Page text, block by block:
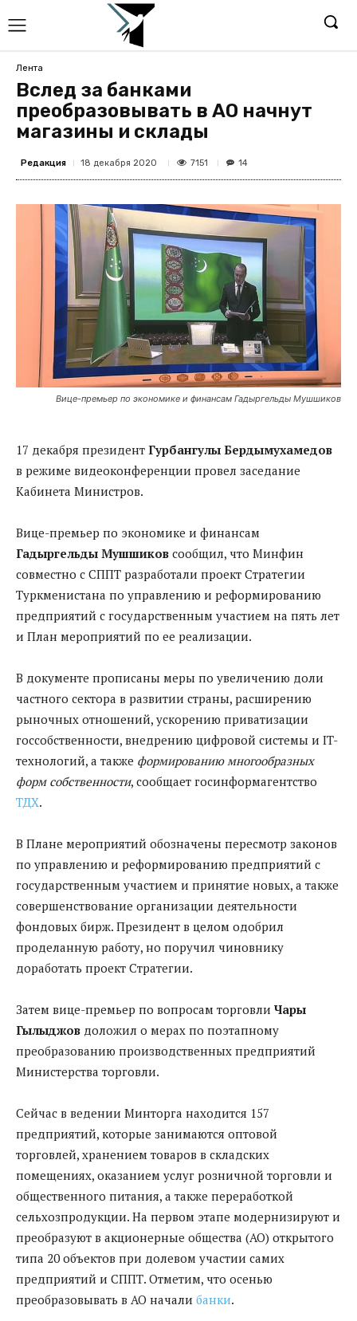
Лента
Вслед за банками
преобразовывать в АО начнут
магазины и склады
Редакция 18 декабря 2020 7151 14
Вице-премьер по экономике и финансам Гадыргельды Мушшиков
17 декабря президент Гурбангулы Бердымухамедов
в режиме видеоконференции провел заседание
Кабинета Министров.
Вице-премьер по экономике и финансам
Гадыргельды Мушшиков сообщил, что Минфин
совместно с СППТ разработали проект Стратегии
Туркменистана по управлению и реформированию
предприятий с государственным участием на пять лет
и План мероприятий по ее реализации.
В документе прописаны меры по увеличению доли
частного сектора в развитии страны, расширению
рыночных отношений, ускорению приватизации
госсобственности, внедрению цифровой системы и IT-
технологий, а также формированию многообразных
форм собственности, сообщает госинформагентство
ТДХ.
В Плане мероприятий обозначены пересмотр законов
по управлению и реформированию предприятий с
государственным участием и принятие новых, а также
совершенствование организации деятельности
фондовых бирж. Президент в целом одобрил
проделанную работу, но поручил чиновнику
доработать проект Стратегии.
Затем вице-премьер по вопросам торговли Чары
Гылыджов доложил о мерах по поэтапному
преобразованию производственных предприятий
Министерства торговли.
Сейчас в ведении Минторга находится 157
предприятий, которые занимаются оптовой
торговлей, хранением товаров в складских
помещениях, оказанием услуг розничной торговли и
общественного питания, а также переработкой
сельхозпродукции. На первом этапе модернизируют и
преобразуют в акционерные общества (АО) открытого
типа 20 объектов при долевом участии самих
предприятий и СППТ. Отметим, что осенью
преобразовывать в АО начали банки.